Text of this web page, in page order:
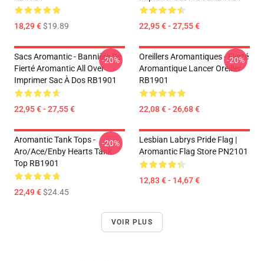
18,29 €$19.89 22,95 € - 27,55 €
Sacs Aromantic - Bannière De
Fierté Aromantic All Over
Imprimer Sac À Dos RB1901
22,95 € - 27,55 €
-20%
Oreillers Aromantiques - Fierté
Aromantique Lancer Oreiller
RB1901
22,08 € - 26,68 €
-20%
Aromantic Tank Tops -
Aro/ace/enby Hearts Tank
Top RB1901
22,49 €$24.45
-20%
Lesbian Labrys Pride Flag |
Aromantic Flag Store PN2101
12,83 € - 14,67 €
VOIR PLUS